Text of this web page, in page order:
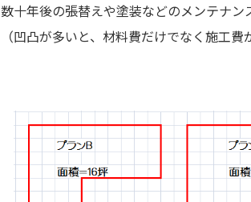
数十年後の張替えや塗装などのメンテナン
（凹凸が多いと、材料費だけでなく施工費